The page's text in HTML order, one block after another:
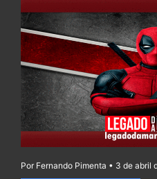
Por Fernando Pimenta • 3 de abril